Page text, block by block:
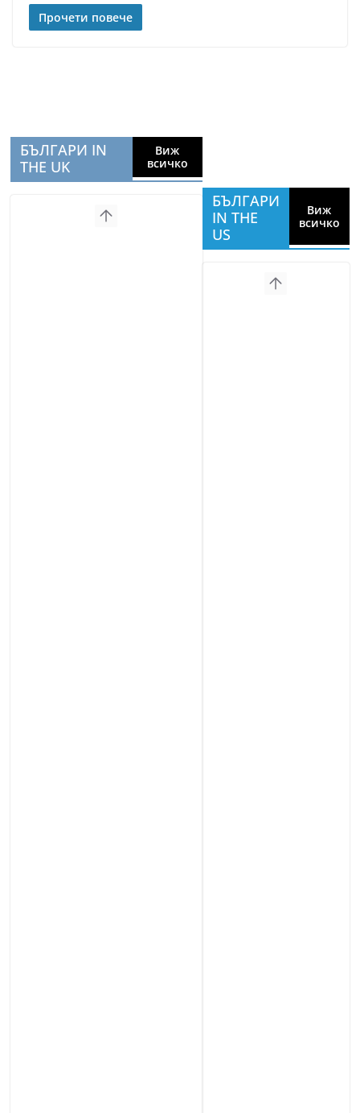
Прочети повече
БЪЛГАРИ IN
THE UK
Виж
всичко
БЪЛГАРИ
IN THE
US
Виж
всичко